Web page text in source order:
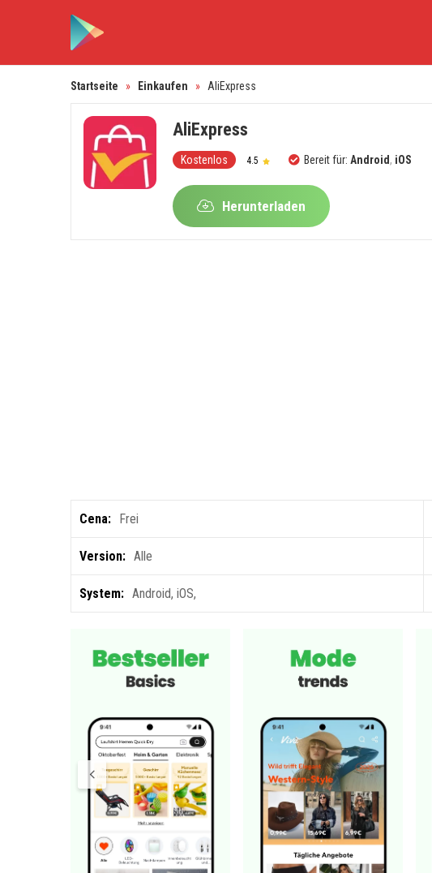
Startseite » Einkaufen » AliExpress
AliExpress
Kostenlos 4.5 Bereit für: Android , iOS
Herunterladen
Cena: Frei
Version: Alle
System: Android, iOS,